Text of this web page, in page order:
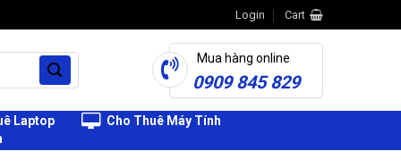
Login Cart
Mua hàng online
0909 845 829
Laptop
Cho Thuê Máy Tính